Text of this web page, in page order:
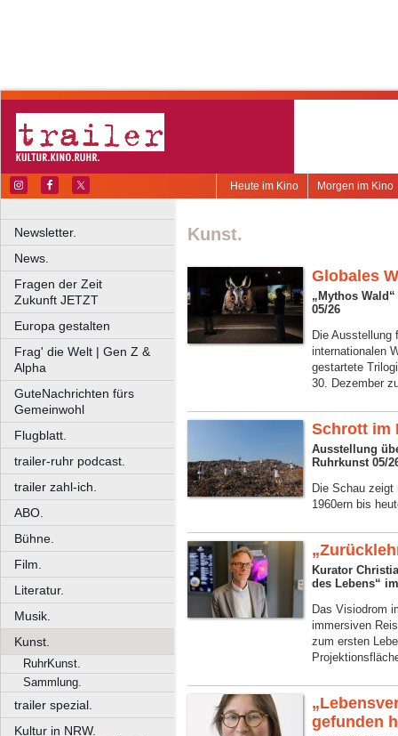
Morgen im Kino
Heute im Kino
Newsletter.
News.
Fragen der Zeit
Zukunft JETZT
Europa gestalten
Frag' die Welt | Gen Z &
Alpha
GuteNachrichten fürs
Gemeinwohl
Flugblatt.
trailer-ruhr podcast.
trailer zahl-ich.
ABO.
Bühne.
Film.
Literatur.
Musik.
Kunst.
RuhrKunst.
Sammlung.
trailer spezial.
Kultur in NRW.
Kunst.
Globales
„Mythos
05/26
Die Ausstellung
internationalen
gestartete
30. Dezember
Schrott im
Ausstellung
Ruhrkunst 05/
Die Schau zeigt
1960ern bis
Kurator
des Lebens“
Das Visiodrom
immersiven
zum ersten
gefunden